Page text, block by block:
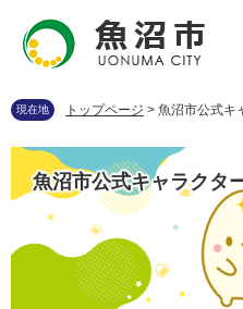
先
で
を
ば
現在地 トップページ > 魚沼市公式キ
魚沼市公式キャラクタ